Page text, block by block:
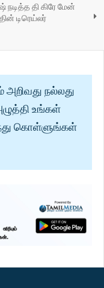
நடித்த தி கிரே மேன்
டிரெய்லர்
நல்லது
உங்கள்
கொள்ளுங்கள்